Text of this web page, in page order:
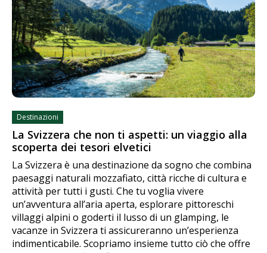
Destinazioni
La Svizzera che non ti aspetti: un viaggio alla
scoperta dei tesori elvetici
La Svizzera è una destinazione da sogno che combina
paesaggi naturali mozzafiato, città ricche di cultura e
attività per tutti i gusti. Che tu voglia vivere
un’avventura all’aria aperta, esplorare pittoreschi
villaggi alpini o goderti il lusso di un glamping, le
vacanze in Svizzera ti assicureranno un’esperienza
indimenticabile. Scopriamo insieme tutto ciò che offre